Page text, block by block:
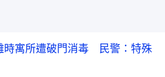
時寓所遭破門消毒 民警：特殊